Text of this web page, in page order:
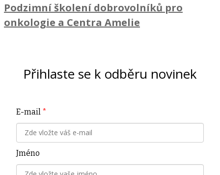
Podzimní školení dobrovolníků pro
onkologie a Centra Amelie
Přihlaste se k odběru novinek
E-mail *
Jméno